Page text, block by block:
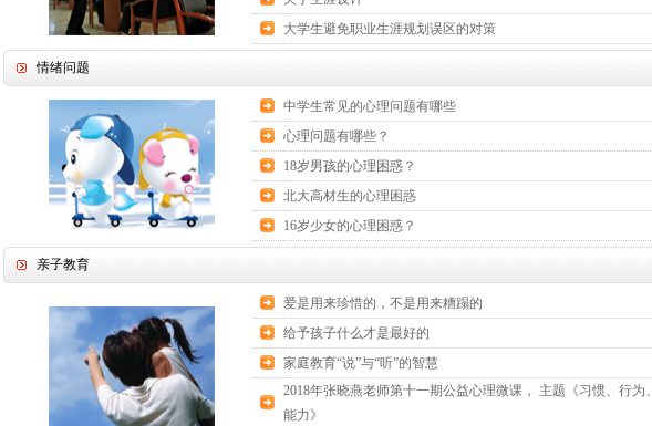
大学生避免职业生涯规划误区的对策
情绪问题
中学生常见的心理问题有哪些
心理问题有哪些？
18岁男孩的心理困惑？
北大高材生的心理困惑
16岁少女的心理困惑？
亲子教育
爱是用来珍惜的，不是用来糟蹋的
给予孩子什么才是最好的
家庭教育“说”与“听”的智慧
2018年张晓燕老师第十一期公益心理微课， 主题《习惯、行为、
能力》